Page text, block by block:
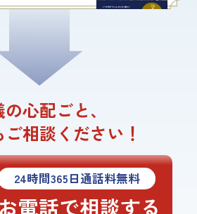
心配ごと、
相談ください！
24時間365日通話料無料
お電話で相談する